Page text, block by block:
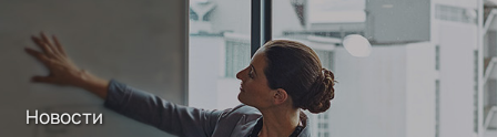
Новости